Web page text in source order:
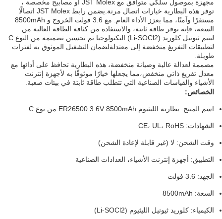
مجهزة بموصول سلكي متوافق مع JST Molex أو مصابيح مخصصة ،
توفر هذه البطارية خيارات اتصال مرنة.يضمن رابط JST Molex اتصالًا
مستقرًا وآمنًا، مما يعزز الأداء العام. مع 3.6 فولت الخروج و 8500mAh
السعة، فإنه يوفر طاقة ثابتة، والاستفادة من كثافة الطاقة العالية من
ليتيم ثيونيل كلوريد (Li-SOCl2) التكنولوجيا.تم تحسين تصميمه من النوع C
لتطبيقات التفريغ منخفضة إلى معتدلةلضمان التشغيل الموثوق به لفترات
طويلة.
مصممة لعدالة عالية وصيانة منخفضة، هذه البطارية تحافظ على أدائها مع
معدل تفريغ ذاتي منخفض،مما يجعلها خيارًا موثوقًا به لأجهزة إنترنت
الأشياء والقياسات الصناعية التي تتطلب طاقة ثابتة في بيئات صعبة.
الخصائص:
اسم المنتج: بطارية الليثيوم ER26500 3.6V 8500mAh من نوع C
الشهادات: CE، UL، RoHS
وقت الشحن: لا (غير قابلة لإعادة الشحن)
التطبيق: أجهزة إنترنت الأشياء، العدادات الصناعية
الجهد: 3.6 فولت
السعة: 8500mAh
الكيمياء: كلوريد ثيونيل الليثيوم (Li-SOCl2)